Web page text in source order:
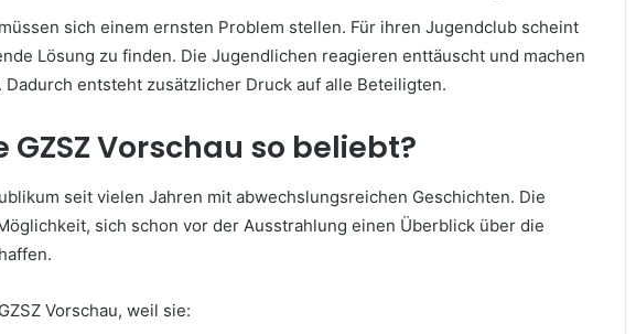
sich einem ernsten Problem stellen. Für ihren Jugendclub scheint
Lösung zu finden. Die Jugendlichen reagieren enttäuscht und machen
entsteht zusätzlicher Druck auf alle Beteiligten.
Vorschau so beliebt?
seit vielen Jahren mit abwechslungsreichen Geschichten. Die
sich schon vor der Ausstrahlung einen Überblick über die
Vorschau, weil sie: